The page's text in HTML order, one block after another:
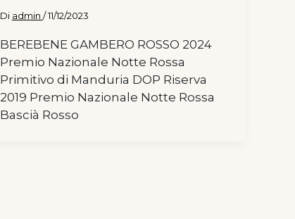
Di admin /11/12/2023
BEREBENE GAMBERO ROSSO 2024
Premio Nazionale Notte Rossa
Primitivo di Manduria DOP Riserva
2019 Premio Nazionale Notte Rossa
Bascià Rosso